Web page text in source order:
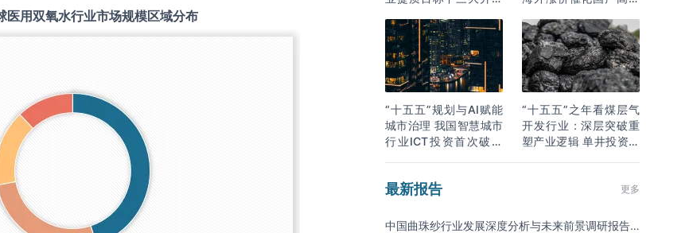
医用双氧水行业市场规模区域分布
“十五五”规划与AI赋能
城市治理 我国智慧城市
行业ICT投资首次破万
“十五五”之年看煤层气
开发行业：深层突破重
塑产业逻辑 单井投资成
最新报告 更多
中国曲珠纱行业发展深度分析与未来前景调研报告